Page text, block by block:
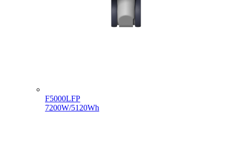
F5000LFP
7200W/5120Wh